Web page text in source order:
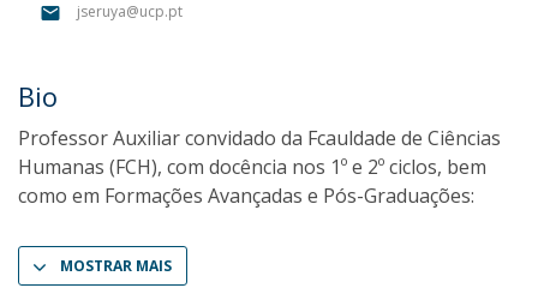
jseruya@ucp.pt
Bio
Professor Auxiliar convidado da Fcauldade de Ciências
Humanas (FCH), com docência nos 1º e 2º ciclos, bem
como em Formações Avançadas e Pós-Graduações:
MOSTRAR MAIS